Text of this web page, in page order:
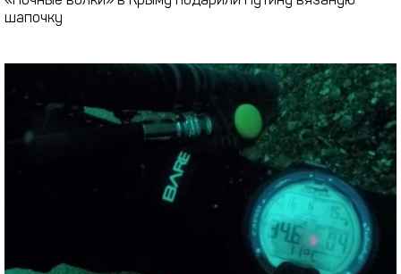
шапочку